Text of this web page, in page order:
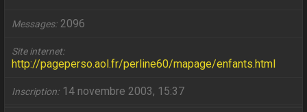
Messages 2096
Site internet
http://pageperso.aol.fr/perline60/mapage/enfants.html
Inscription 14 novembre 2003, 15:37